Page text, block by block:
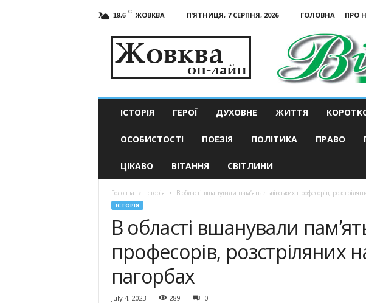
19.6 C ЖОВКВА П’ЯТНИЦЯ, 7 СЕРПНЯ, 2026 ГОЛОВНА ПРО
актуальні
ІСТОРІЯ ГЕРОЇ ДУХОВНЕ ЖИТТЯ
ОСОБИСТОСТІ ПОЕЗІЯ ПОЛІТИКА ПРАВО
ЦІКАВО ВІТАННЯ СВІТЛИНИ
Головна Історія В області вшанували пам’ять львівських професорів,
ІСТОРІЯ
В області вшанували
професорів, розстріляних
пагорбах
July 4, 2023 289 0